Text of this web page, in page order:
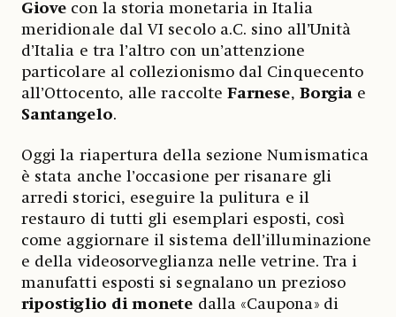
Giove con la storia monetaria in Italia
meridionale dal VI secolo a.C. sino all’Unità
d’Italia e tra l’altro con un’attenzione
particolare al collezionismo dal Cinquecento
all’Ottocento, alle raccolteFarnese, Borgia e
Santangelo.
Oggi la riapertura della sezione Numismatica
è stata anche l’occasione per risanare gli
arredi storici, eseguire la pulitura e il
restauro di tutti gli esemplari esposti, così
come aggiornare il sistema dell’illuminazione
e della videosorveglianza nelle vetrine. Tra i
manufatti esposti si segnalano un prezioso
ripostiglio di monete dalla «Caupona» di